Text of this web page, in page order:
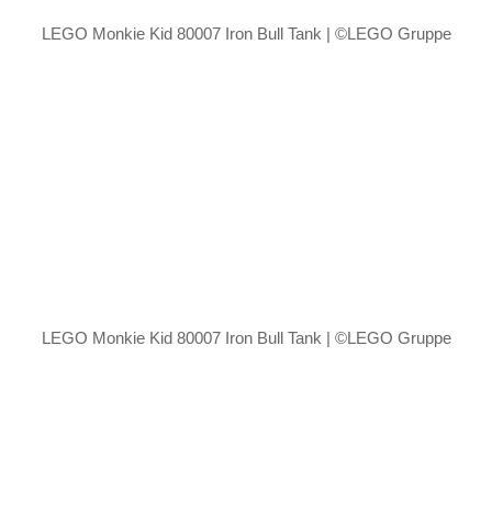
LEGO Monkie Kid 80007 Iron Bull Tank | ©LEGO Gruppe
LEGO Monkie Kid 80007 Iron Bull Tank | ©LEGO Gruppe